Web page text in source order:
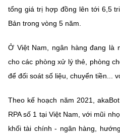
tổng giá trị hợp đồng lên tới 6,5
Bản trong vòng 5 năm.
Ở Việt Nam, ngân hàng đang là
cho các phòng xử lý thẻ, phòng
để đối soát số liệu, chuyển tiền...
Theo kế hoạch năm 2021,
RPA số 1 tại Việt Nam, với mũi
khối tài chính - ngân hàng,